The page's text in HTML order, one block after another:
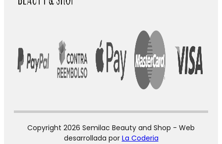
Copyright 2026 Semilac Beauty and Shop - Web
desarrollada por La Coderia